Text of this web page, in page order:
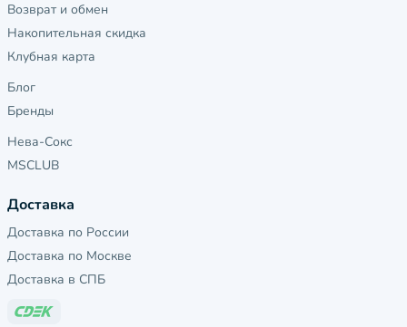
Возврат и обмен
Накопительная скидка
Клубная карта
Блог
Бренды
Нева-Сокс
MSCLUB
Доставка
Доставка по России
Доставка по Москве
Доставка в СПБ